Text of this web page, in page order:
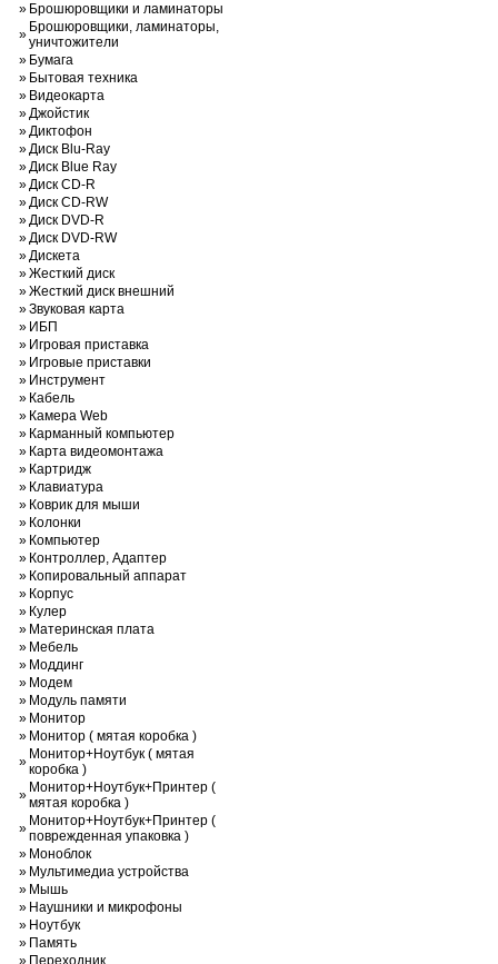
» Брошюровщики и ламинаторы
» Брошюровщики, ламинаторы,
уничтожители
» Бумага
» Бытовая техника
» Видеокарта
»Джойстик
»Диктофон
»Диск Blu-Ray
»Диск Blue Ray
»Диск CD-R
»Диск CD-RW
»Диск DVD-R
»Диск DVD-RW
»Дискета
»Жесткий диск
»Жесткий диск внешний
»Звуковая карта
» ИБП
» Игровая приставка
» Игровые приставки
» Инструмент
» Кабель
» Камера Web
» Карманный компьютер
» Карта видеомонтажа
» Картридж
» Клавиатура
» Коврик для мыши
» Колонки
» Компьютер
» Контроллер, Адаптер
» Копировальный аппарат
» Корпус
» Кулер
» Материнская плата
» Мебель
» Моддинг
» Модем
» Модуль памяти
» Монитор
» Монитор ( мятая коробка )
» Монитор+Ноутбук ( мятая
коробка )
» Монитор+Ноутбук+Принтер (
мятая коробка )
» Монитор+Ноутбук+Принтер (
поврежденная упаковка )
» Моноблок
» Мультимедиа устройства
» Мышь
» Наушники и микрофоны
» Ноутбук
» Память
» Переходник